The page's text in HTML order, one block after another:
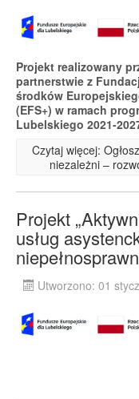
Projekt realizowany
partnerstwie z
środków
(EFS+) w ramach
Lubelskiego 2021-
Czytaj więcej:
niezależni –
Projekt
usług
Utworzono: 01